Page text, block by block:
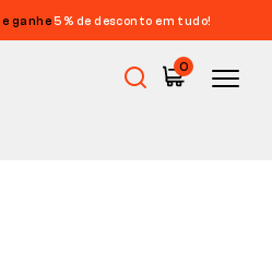
e ganhe 5% de desconto em tudo!
0